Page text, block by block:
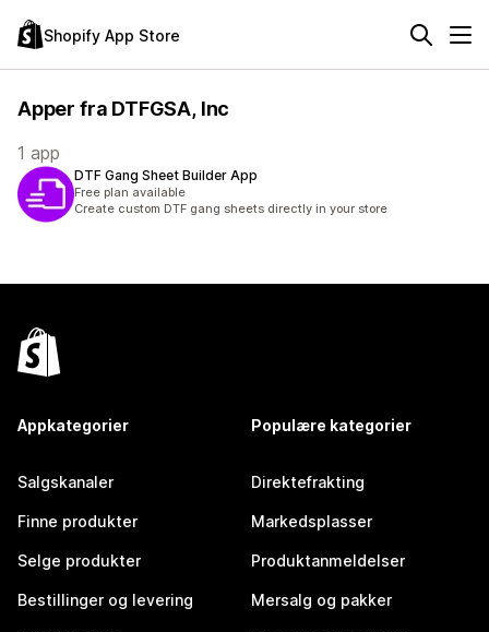
Shopify App Store
Apper fra DTFGSA, Inc
1 app
DTF Gang Sheet Builder App
Free plan available
Create custom DTF gang sheets directly in your store
Appkategorier
Salgskanaler
Finne produkter
Selge produkter
Bestillinger og levering
Populære kategorier
Direktefrakting
Markedsplasser
Produktanmeldelser
Mersalg og pakker